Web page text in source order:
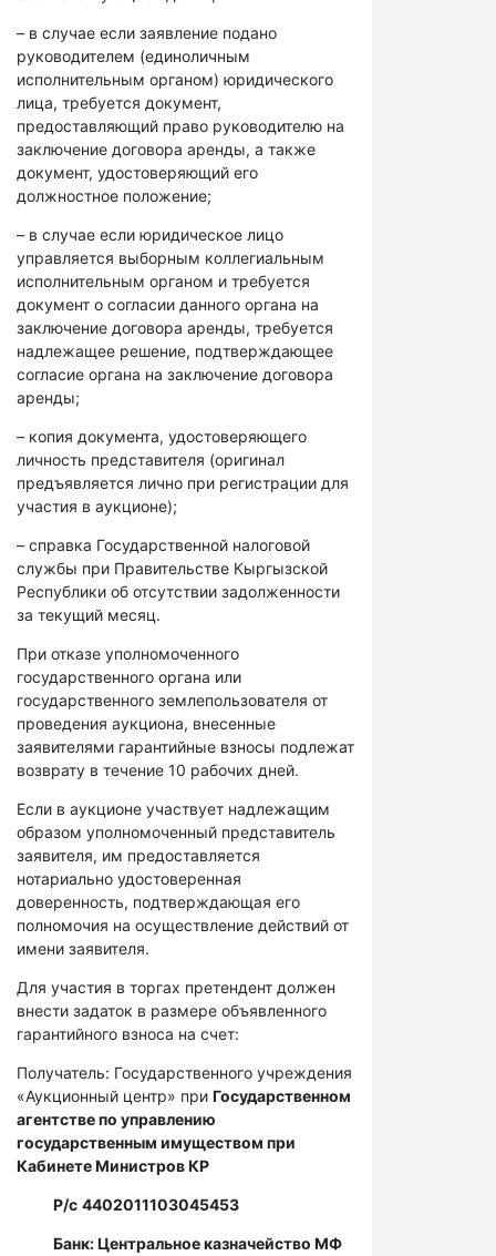
– в случае если заявление подано
руководителем (единоличным
исполнительным органом) юридического
лица, требуется документ,
предоставляющий право руководителю на
заключение договора аренды, а также
документ, удостоверяющий его
должностное положение;
– в случае если юридическое лицо
управляется выборным коллегиальным
исполнительным органом и требуется
документ о согласии данного органа на
заключение договора аренды, требуется
надлежащее решение, подтверждающее
согласие органа на заключение договора
аренды;
– копия документа, удостоверяющего
личность представителя (оригинал
предъявляется лично при регистрации для
участия в аукционе);
– справка Государственной налоговой
службы при Правительстве Кыргызской
Республики об отсутствии задолженности
за текущий месяц.
При отказе уполномоченного
государственного органа или
государственного землепользователя от
проведения аукциона, внесенные
заявителями гарантийные взносы подлежат
возврату в течение 10 рабочих дней.
Если в аукционе участвует надлежащим
образом уполномоченный представитель
заявителя, им предоставляется
нотариально удостоверенная
доверенность, подтверждающая его
полномочия на осуществление действий от
имени заявителя.
Для участия в торгах претендент должен
внести задаток в размере объявленного
гарантийного взноса на счет:
Получатель: Государственного учреждения
«Аукционный центр» при Государственном
агентстве по управлению
государственным имуществом при
Кабинете Министров КР
Р/с 4402011103045453
Банк: Центральное казначейство МФ